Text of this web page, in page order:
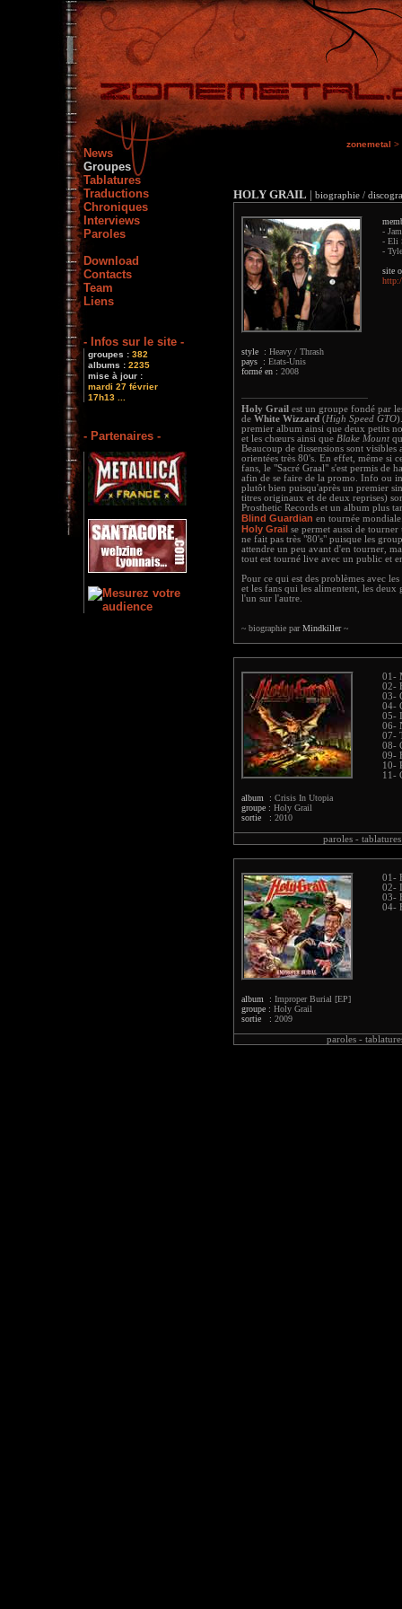
News
Groupes
Tablatures
Traductions
Chroniques
Interviews
Paroles
Download
Contacts
Team
Liens
- Infos sur le site -
groupes : 382
albums : 2235
mise à jour :
mardi 27 février
17h13 ...
- Partenaires -
zonemetal >
HOLY GRAIL | biographie /
style : Heavy / Thrash
pays : Etats-Unis
formé en : 2008
-
- Eli
-
site
Holy Grail est un groupe fondé par
de White Wizzard (High Speed GTO
premier album ainsi que deux petits
et les chœurs ainsi que Blake Mount
Beaucoup de dissensions sont
orientées très 80's. En effet, même si
fans, le "Sacré Graal" s'est permis de
afin de se faire de la promo. Info ou
plutôt bien puisqu'après un premier
titres originaux et de deux reprises)
Prosthetic Records et un album plus
Blind Guardian en tournée
Holy Grail se permet aussi de
ne fait pas très "80's" puisque les
attendre un peu avant d'en tourner,
tout est tourné live avec un public et
Pour ce qui est des problèmes avec
et les fans qui les alimentent, les
l'un sur l'autre.
~ biographie parMindkiller~
album : Crisis In Utopia
groupe : Holy Grail
sortie : 2010
01-
02-
03-
04-
05-
06-
07-
08-
09-
10-
11-
paroles -
album : Improper Burial [EP]
groupe : Holy Grail
sortie : 2009
01-
02-
03-
04-
paroles -